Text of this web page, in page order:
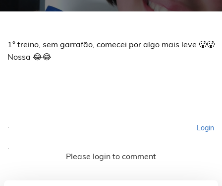
1° treino, sem garrafão, comecei por algo mais leve 🥵🥵
Nossa 😂😂
Login
Please login to comment